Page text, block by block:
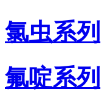
氯虫系列
氟啶系列